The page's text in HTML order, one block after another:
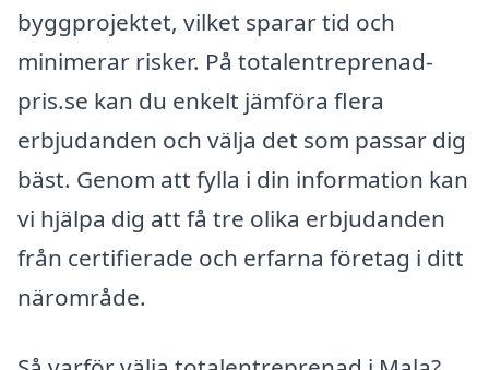
byggprojektet, vilket sparar tid och
minimerar risker. På totalentreprenad-
pris.se kan du enkelt jämföra flera
erbjudanden och välja det som passar dig
bäst. Genom att fylla i din information kan
vi hjälpa dig att få tre olika erbjudanden
från certifierade och erfarna företag i ditt
närområde.